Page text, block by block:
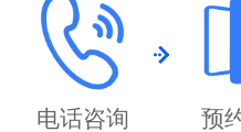
电话咨询 预